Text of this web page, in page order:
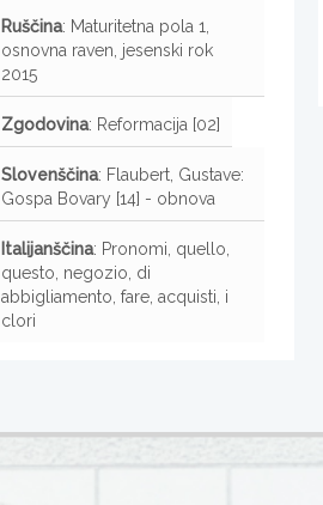
Ruščina: Maturitetna pola 1,
osnovna raven, jesenski rok
2015
Zgodovina: Reformacija [02]
Slovenščina: Flaubert, Gustave:
Gospa Bovary [14] - obnova
Italijanščina: Pronomi, quello,
questo, negozio, di
abbigliamento, fare, acquisti, i
clori